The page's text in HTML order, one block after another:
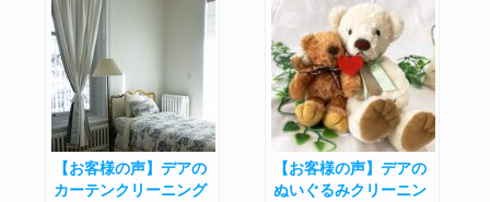
【お客様の声】デアの
カーテンクリーニング
【お客様の声】デアの
ぬいぐるみクリーニン